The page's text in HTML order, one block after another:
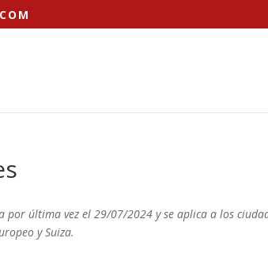
por última vez el 29/07/2024 y se aplica a los
y Suiza.